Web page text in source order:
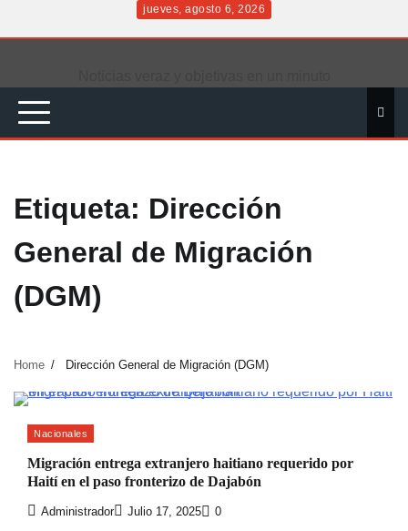
jueves, agosto 6, 2026
Inicio
Etiqueta: Dirección
General de Migración
(DGM)
Home Dirección General de Migración (DGM)
Nacionales
Migración entrega extranjero haitiano requerido por
Haití en el paso fronterizo de Dajabón
Administrador Julio 17, 2025 0